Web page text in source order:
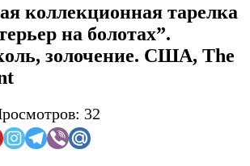
коллекционная тарелка
на болотах”.
золочение. США, The
32